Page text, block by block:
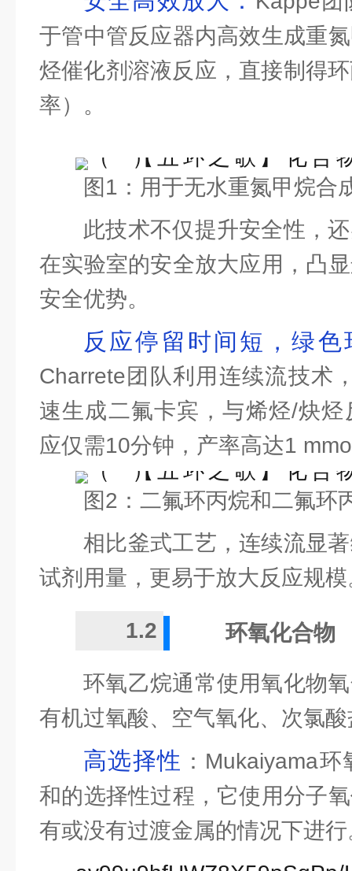
于管中管反应器内高效生成重
烃催化剂溶液反应，直接制得
率）。
图1：用于无水重氮甲烷合
此技术不仅提升安全性，
在实验室的安全放大应用，凸
安全优势。
反应停留时间短，绿
Charrete团队利用连续流技术
速生成二氟卡宾，与烯烃/炔
应仅需10分钟，产率高达1
图2：二氟环丙烷和二氟环
相比釜式工艺，连续流显
试剂用量，更易于放大反应规模
1.2 环氧化合物
环氧乙烷通常使用氧化物
有机过氧酸、空气氧化、次氯
高选择性 ：Mukaiyama
和的选择性过程，它使用分子
有或没有过渡金属的情况下进行